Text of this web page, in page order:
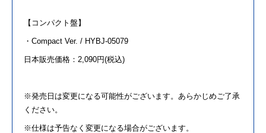
【コンパクト盤】
・Compact Ver. / HYBJ-05079
日本販売価格：2,090円(税込)
※発売日は変更になる可能性がございます。あらかじめご了承
ください。
※仕様は予告なく変更になる場合がございます。